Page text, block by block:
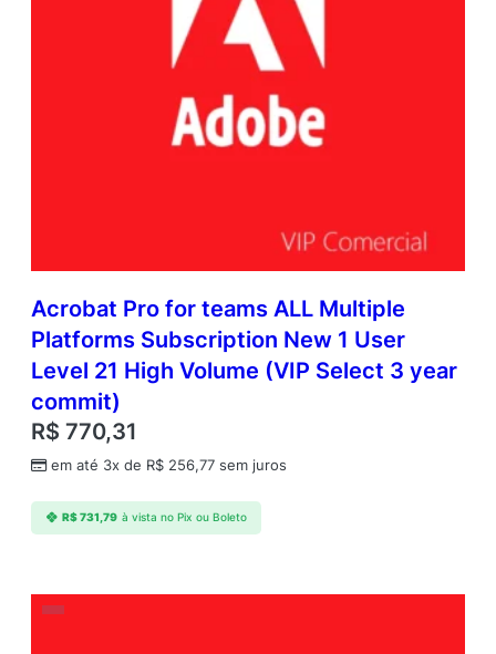
Acrobat Pro for teams ALL Multiple
Platforms Subscription New 1 User
Level 21 High Volume (VIP Select 3 year
commit)
R$ 770,31
em até 3x de R$ 256,77 sem juros
R$731,79 à vista no Pix ou Boleto